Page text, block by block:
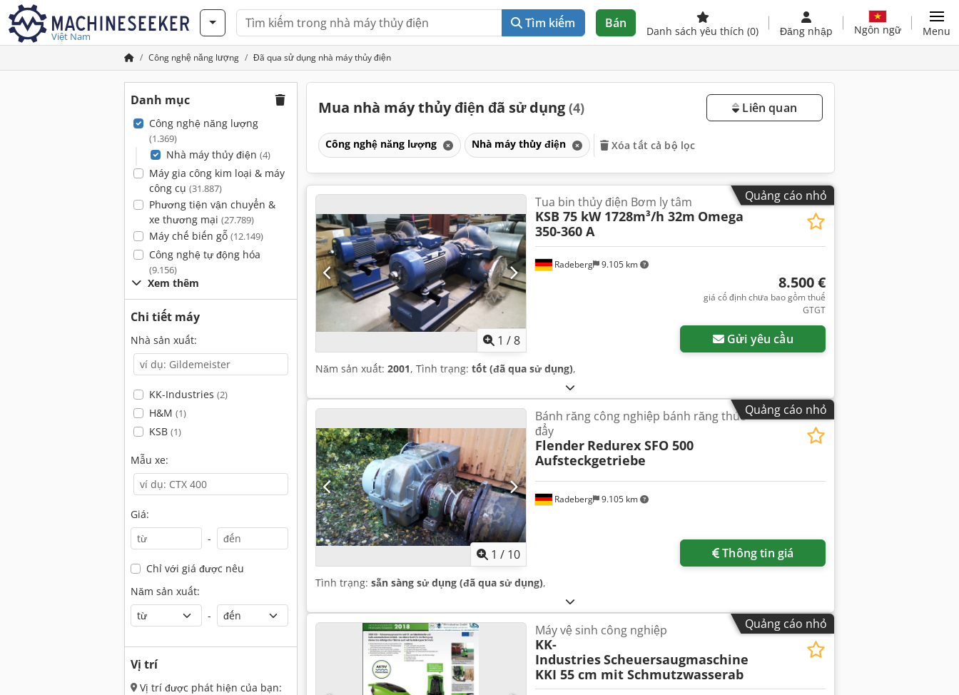
Việt Nam
Tìm kiếm Bán
Danh sách yêu thích (0) Đăng nhập Ngôn ngữ Menu
Công nghệ năng lượng Đã qua sử dụng nhà máy thủy điện
Danh mục
Công nghệ năng lượng
(1.369)
Nhà máy thủy điện (4)
Máy gia công kim loại & máy
công cụ (31.887)
Phương tiện vận chuyển &
xe thương mại (27.789)
Máy chế biến gỗ (12.149)
Công nghệ tự động hóa
(9.156)
Xem thêm
Chi tiết máy
Nhà sản xuất:
KK-Industries (2)
H&M (1)
KSB (1)
Mẫu xe:
Giá:
-
Chỉ với giá được nêu
Năm sản xuất:
-
Vị trí
Vị trí được phát hiện của bạn:
Mua nhà máy thủy điện đã sử dụng (4) Liên quan
Công nghệ năng lượng Nhà máy thủy điện Xóa tất cả bộ lọc
Quảng cáo nhỏ
1 /8
Radeberg 9.105 km
Tua bin thủy điện Bơm ly tâm
KSB 75 kW 1728m³/h 32m Omega
350-360 A
8.500 €
giá cố định chưa bao gồm thuế
GTGT
Gửi yêu cầu
Năm sản xuất: 2001, Tình trạng: tốt (đã qua sử dụng),
Quảng cáo nhỏ
1 / 10
Radeberg 9.105 km
Bánh răng công nghiệp bánh răng thúc
đẩy
Flender Redurex SFO 500
Aufsteckgetriebe
Thông tin giá
Tình trạng: sẵn sàng sử dụng (đã qua sử dụng),
Quảng cáo nhỏ
Máy vệ sinh công nghiệp
KK-
IndustriesScheuersaugmaschine
KKI 55 cm mit Schmutzwasserab